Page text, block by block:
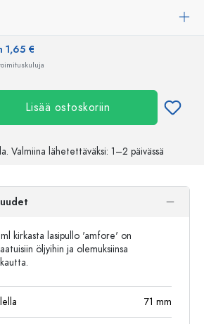
1,65 €
Lisää ostoskoriin
Valmiina lähetettäväksi: 1–2 päivässä
kirkasta lasipullo 'amfore' on
öljyihin ja olemuksiinsa
71 mm